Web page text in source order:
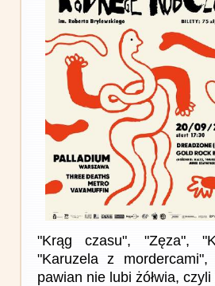
"Krąg czasu", "Zęza",
"Karuzela z
pawian nie lubi żółwia,